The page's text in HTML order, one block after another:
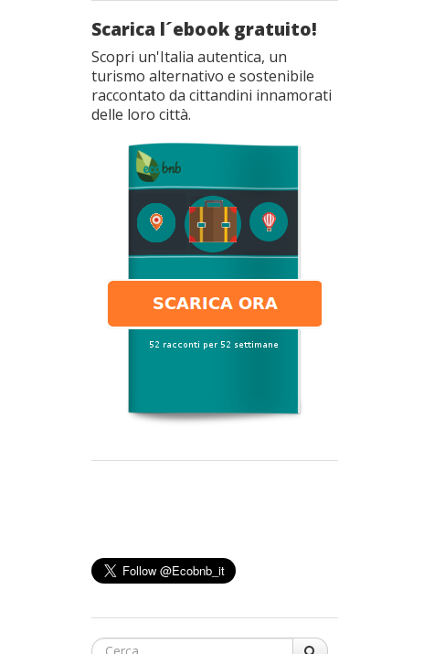
Scarica l´ebook gratuito!
Scopri un'Italia autentica, un
turismo alternativo e sostenibile
raccontato da cittandini innamorati
delle loro città.
Cerca